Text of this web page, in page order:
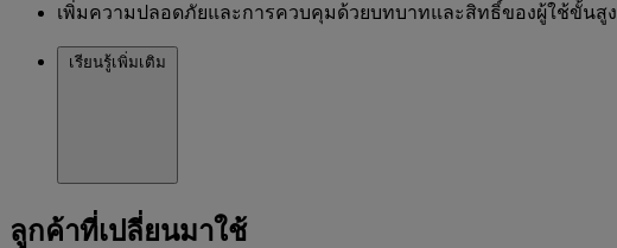
เพิ่มความปลอดภัยและการควบคุมด้วยบทบาทและสิทธิ์ของผู้ใช้ขั้นสูง
เรียนรู้เพิ่มเติม
ลูกค้าที่เปลี่ยนมาใช้